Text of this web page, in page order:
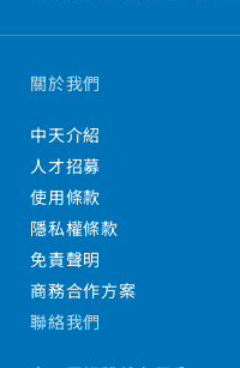
關於我們
中天介紹
人才招募
使用條款
隱私權條款
免責聲明
商務合作方案
聯絡我們